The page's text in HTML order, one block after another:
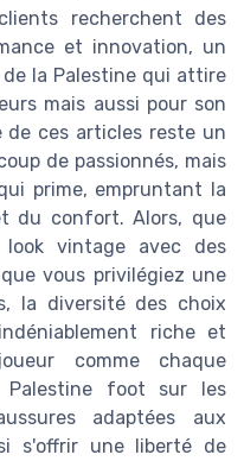
recherchent des
et innovation, un
la Palestine qui attire
mais aussi pour son
ces articles reste un
de passionnés, mais
prime, empruntant la
du confort. Alors, que
vintage avec des
vous privilégiez une
la diversité des choix
riche et
comme chaque
Palestine foot sur les
adaptées aux
s'offrir une liberté de